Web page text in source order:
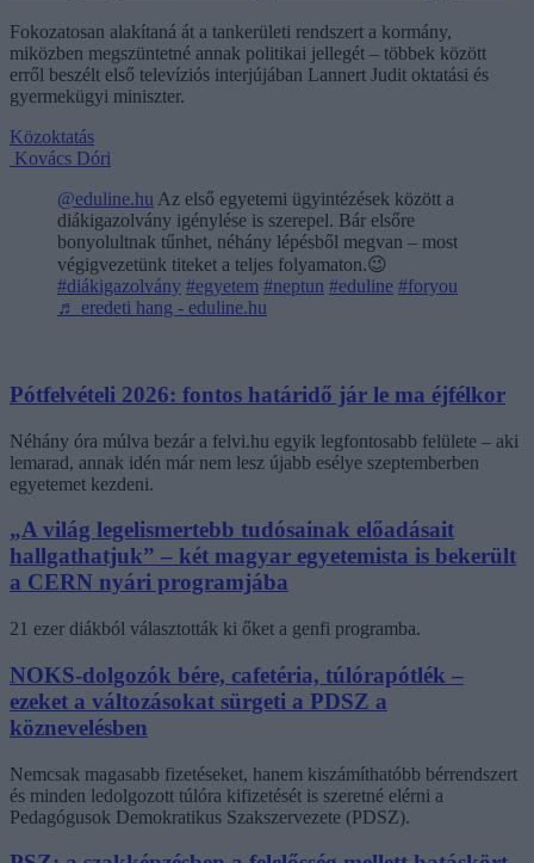
Fokozatosan alakítaná át a tankerületi rendszert a kormány,
miközben megszüntetné annak politikai jellegét – többek között
erről beszélt első televíziós interjújában Lannert Judit oktatási és
gyermekügyi miniszter.
Közoktatás
Kovács Dóri
@eduline.hu Az első egyetemi ügyintézések között a
diákigazolvány igénylése is szerepel. Bár elsőre
bonyolultnak tűnhet, néhány lépésből megvan – most
végigvezetünk titeket a teljes folyamaton.😉
#diákigazolvány #egyetem #neptun #eduline #foryou
♬ eredeti hang - eduline.hu
Pótfelvételi 2026: fontos határidő jár le ma éjfélkor
Néhány óra múlva bezár a felvi.hu egyik legfontosabb felülete – aki
lemarad, annak idén már nem lesz újabb esélye szeptemberben
egyetemet kezdeni.
„A világ legelismertebb tudósainak előadásait
hallgathatjuk” – két magyar egyetemista is bekerült
a CERN nyári programjába
21 ezer diákból választották ki őket a genfi programba.
NOKS-dolgozók bére, cafetéria, túlórapótlék –
ezeket a változásokat sürgeti a PDSZ a
köznevelésben
Nemcsak magasabb fizetéseket, hanem kiszámíthatóbb bérrendszert
és minden ledolgozott túlóra kifizetését is szeretné elérni a
Pedagógusok Demokratikus Szakszervezete (PDSZ).